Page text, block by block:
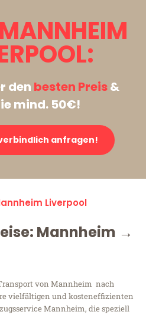
MANNHEIM
den besten Preis&
mind. 50€!
anfragen!
Liverpool
Mannheim →
von Mannheim nach
vielfältigen und kosteneffizienten
Mannheim, die speziell